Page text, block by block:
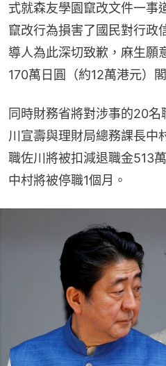
式就森友學園竄改文件一事
竄改行為損害了國民對行政
導人為此深切致歉，麻生願
170萬日圓（約12萬港元）
同時財務省將對涉事的20
川宣壽與理財局總務課長中
職佐川將被扣減退職金513
中村將被停職1個月。